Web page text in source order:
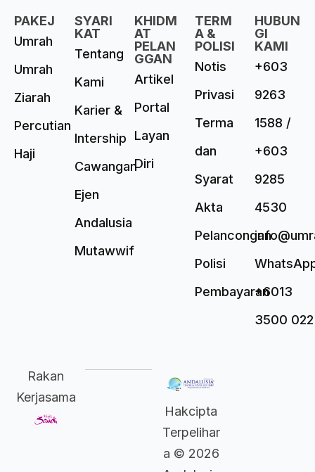
PAKEJ
Umrah
Umrah
Ziarah
Percutian
Haji
SYARI
KAT
Tentang
Kami
Karier &
Intership
Cawangan
Ejen
Andalusia
Mutawwif
KHIDM
AT
PELAN
GGAN
Artikel
Portal
Layan
Diri
TERM
A &
POLISI
Notis
Privasi
Terma
dan
Syarat
Akta
Pelancongan
Polisi
Pembayaran
HUBUN
GI
KAMI
+603
9263
1588 /
+603
9285
4530
+6013
3500 022
Rakan
Kerjasama
Hakcipta
Terpelihar
a © 2026